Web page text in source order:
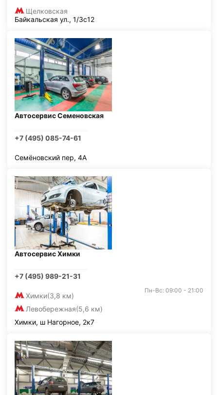
Щелковская
Байкальская ул., 1/3с12
Автосервис Семеновская
+7 (495) 085-74-61
Семёновский пер, 4А
Автосервис Химки
+7 (495) 989-21-31
Химки(3,8 км)
Левобережная(5,6 км)
Пн-Вс: 09:00 - 21:00
Химки, ш Нагорное, 2к7